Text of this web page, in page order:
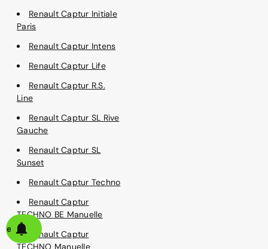
Renault Captur Initiale
Paris
Renault Captur Intens
Renault Captur Life
Renault Captur R.S.
Line
Renault Captur SL Rive
Gauche
Renault Captur SL
Sunset
Renault Captur Techno
Renault Captur
TECHNO BE Manuelle
Renault Captur
TECHNO Manuelle